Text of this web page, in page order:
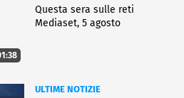
Questa sera sulle reti
Mediaset, 5 agosto
ULTIME NOTIZIE